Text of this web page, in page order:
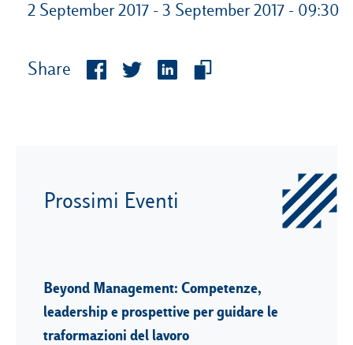
2 September 2017 - 3 September 2017 - 09:30
Share
Prossimi Eventi
Beyond Management: Competenze,
leadership e prospettive per guidare le
traformazioni del lavoro